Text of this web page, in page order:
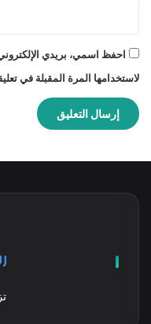
احفظ اسمي، بريدي
لاستخدامها المرة المقبلة في